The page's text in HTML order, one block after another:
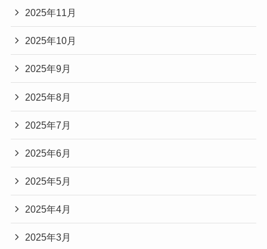
2025年11月
2025年10月
2025年9月
2025年8月
2025年7月
2025年6月
2025年5月
2025年4月
2025年3月